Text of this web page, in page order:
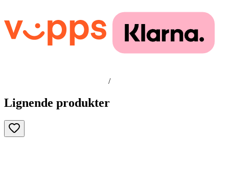
/
Lignende produkter